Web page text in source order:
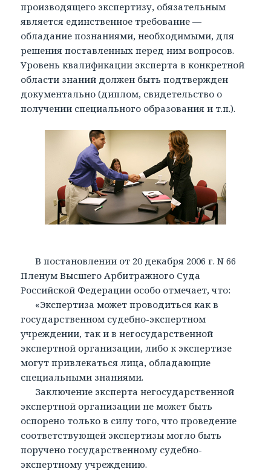
производящего экспертизу, обязательным
является единственное требование —
обладание познаниями, необходимыми, для
решения поставленных перед ним вопросов.
Уровень квалификации эксперта в конкретной
области знаний должен быть подтвержден
документально (диплом, свидетельство о
получении специального образования и т.п.).
В постановлении от 20 декабря 2006 г. N 66
Пленум Высшего Арбитражного Суда
Российской Федерации особо отмечает, что:
«Экспертиза может проводиться как в
государственном судебно-экспертном
учреждении, так и в негосударственной
экспертной организации, либо к экспертизе
могут привлекаться лица, обладающие
специальными знаниями.
Заключение эксперта негосударственной
экспертной организации не может быть
оспорено только в силу того, что проведение
соответствующей экспертизы могло быть
поручено государственному судебно-
экспертному учреждению.